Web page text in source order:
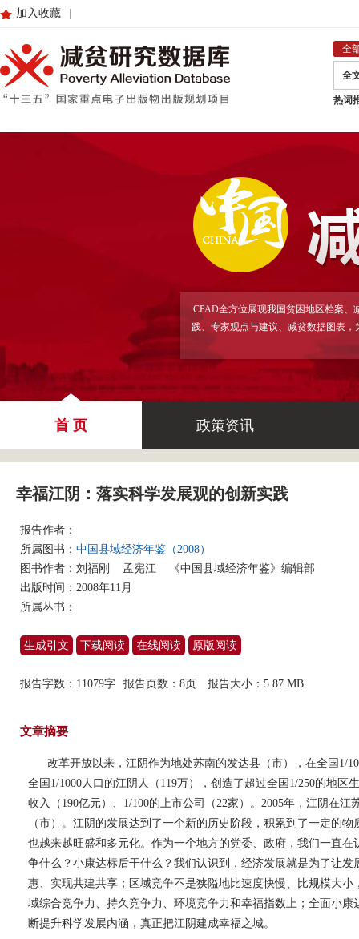
加入收藏
全
全
热词
CPAD全方位展现我国贫困地区档案
践、专家观点与建议、减贫数据图表
首 页 政策资讯
幸福江阴：落实科学发展观的创新实践
报告作者：
所属图书： 中国县域经济年鉴（2008）
图书作者： 刘福刚 孟宪江
《中国县域经济年鉴》编辑部
出版时间：2008年11月
所属丛书：
生成引文 下载阅读 在线阅读 原版阅读
报告字数：11079字 报告页数：8页 报告大小： 5.87 MB
文章摘要
改革开放以来，江阴作为地处苏南的发达县（市），在全国1/
全国1/1000人口的江阴人（119万），创造了超过全国1/250的地区
收入（190亿元）、1/100的上市公司（22家）。2005年，江阴在
（市）。江阴的发展达到了一个新的历史阶段，积累到了一定的
也越来越旺盛和多元化。作为一个地方的党委、政府，我们一直
争什么？小康达标后干什么？我们认识到，经济发展就是为了让
惠、实现共建共享；区域竞争不是狭隘地比速度快慢、比规模大
域综合竞争力、持久竞争力、环境竞争力和幸福指数上；全面小
断提升科学发展内涵，真正把江阴建成幸福之城。